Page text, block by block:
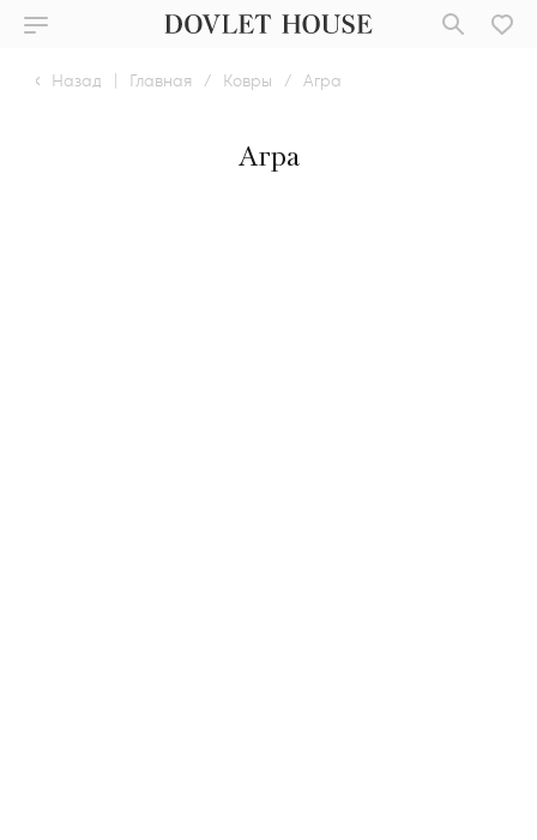
Назад | Главная / Ковры / Агра
Агра